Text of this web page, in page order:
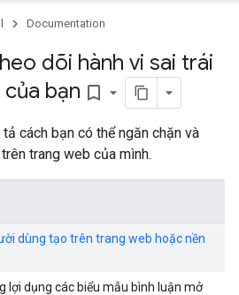
Documentation
dõi hành vi sai trái
bạn bookmark_border
cách bạn có thể ngăn chặn và
trang web của mình.
dùng tạo trên trang web hoặc nền
lợi dụng các biểu mẫu bình luận mở